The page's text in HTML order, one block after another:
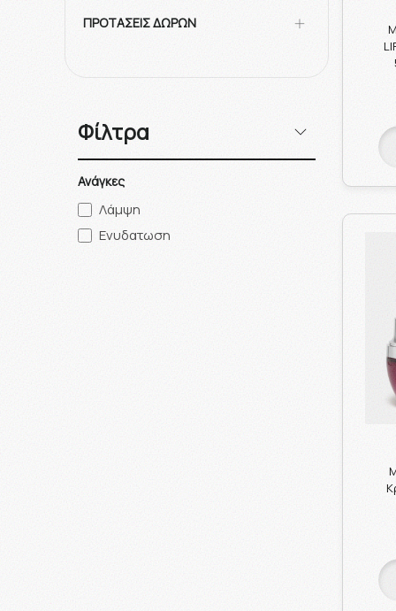
ΠΡΟΤΑΣΕΙΣ ΔΩΡΩΝ
Φίλτρα
Ανάγκες
Λάμψη
Ενυδατωση